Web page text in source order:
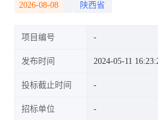
2026-08-08 陕西省
项目编号
发布时间 2024-05-11
投标截止时间
招标单位